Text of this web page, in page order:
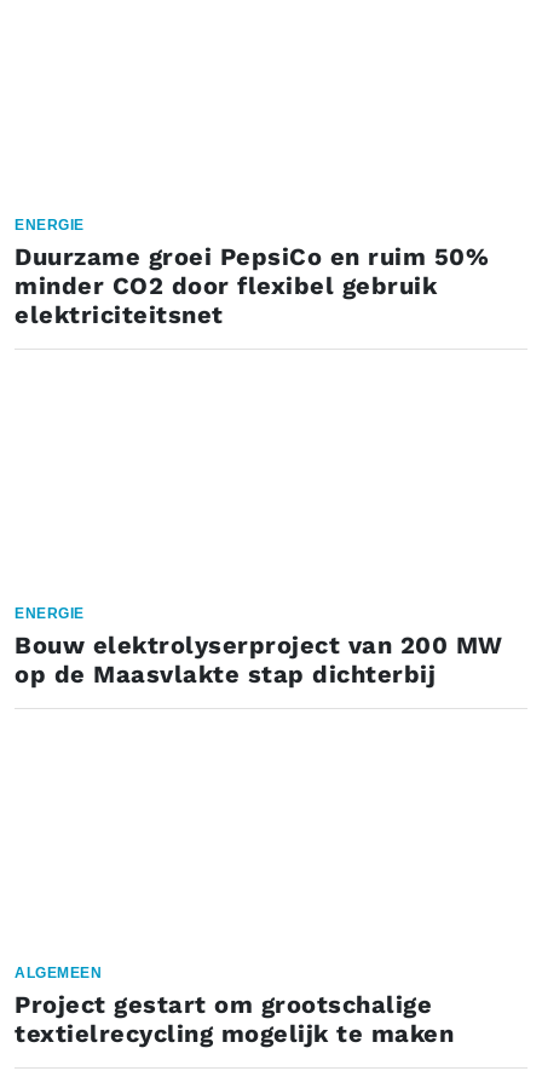
ENERGIE
Duurzame groei PepsiCo en ruim 50%
minder CO2 door flexibel gebruik
elektriciteitsnet
ENERGIE
Bouw elektrolyserproject van 200 MW
op de Maasvlakte stap dichterbij
ALGEMEEN
Project gestart om grootschalige
textielrecycling mogelijk te maken